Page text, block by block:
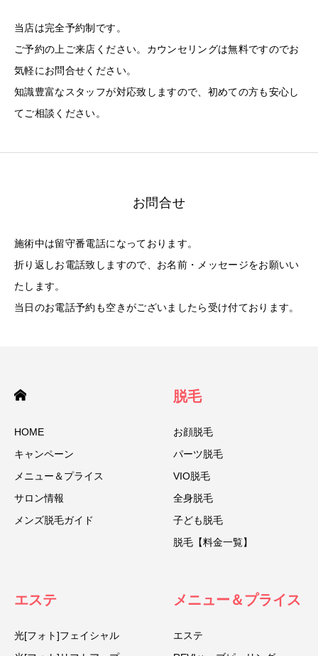
当店は完全予約制です。
ご予約の上ご来店ください。カウンセリングは無料ですのでお
気軽にお問合せください。
知識豊富なスタッフが対応致しますので、初めての方も安心し
てご相談ください。
お問合せ
施術中は留守番電話になっております。
折り返しお電話致しますので、お名前・メッセージをお願いい
たします。
当日のお電話予約も空きがございましたら受け付ております。
HOME
キャンペーン
メニュー＆プライス
サロン情報
メンズ脱毛ガイド
脱毛
お顔脱毛
パーツ脱毛
VIO脱毛
全身脱毛
子ども脱毛
脱毛【料金一覧】
エステ
光[フォト]フェイシャル
メニュー＆プライス
エステ